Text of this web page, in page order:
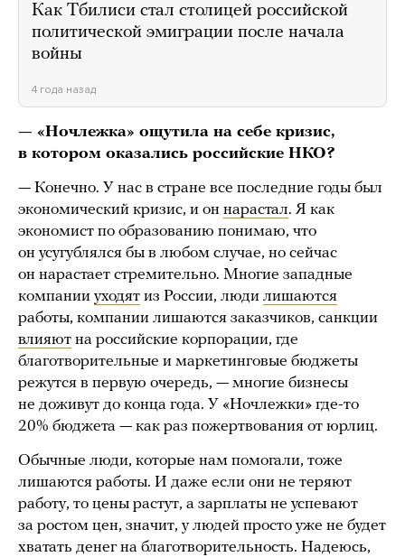
Как Тбилиси стал столицей российской
политической эмиграции после начала
войны
4 года назад
— «Ночлежка» ощутила на себе кризис,
в котором оказались российские НКО?
— Конечно. У нас в стране все последние годы был
экономический кризис, и он нарастал. Я как
экономист по образованию понимаю, что
он усугублялся бы в любом случае, но сейчас
он нарастает стремительно. Многие западные
компании уходят из России, люди лишаются
работы, компании лишаются заказчиков, санкции
влияют на российские корпорации, где
благотворительные и маркетинговые бюджеты
режутся в первую очередь, — многие бизнесы
не доживут до конца года. У «Ночлежки» где-то
20% бюджета — как раз пожертвования от юрлиц.
Обычные люди, которые нам помогали, тоже
лишаются работы. И даже если они не теряют
работу, то цены растут, а зарплаты не успевают
за ростом цен, значит, у людей просто уже не будет
хватать денег на благотворительность. Надеюсь,